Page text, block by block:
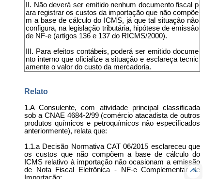
II. Não deverá ser emitido nenhum documento fiscal p
ara registrar os custos da importação que não compõe
m a base de cálculo do ICMS, já que tal situação não
configura, na legislação tributária, hipótese de emissão
de NF-e (artigos 136 e 137 do RICMS/2000).
III. Para efeitos contábeis, poderá ser emitido docume
nto interno que oficialize a situação e esclareça tecnic
amente o valor do custo da mercadoria.
Relato
1.A Consulente, com atividade principal classificada
sob a CNAE 4684-2/99 (comércio atacadista de outros
produtos químicos e petroquímicos não especificados
anteriormente), relata que:
1.1.a Decisão Normativa CAT 06/2015 esclareceu que
os custos que não compõem a base de cálculo do
ICMS relativo à importação não ocasionam a emissão
de Nota Fiscal Eletrônica - NF-e Complementar de